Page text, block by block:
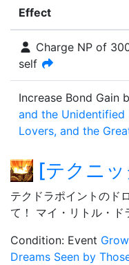
Effect
Charge NP of
self
Increase Bond Gain
and the
Lovers, and the
[テクニ
テクドラポイントのド
て！ マイ・リトル・ド
Condition: Event
Dreams Seen by